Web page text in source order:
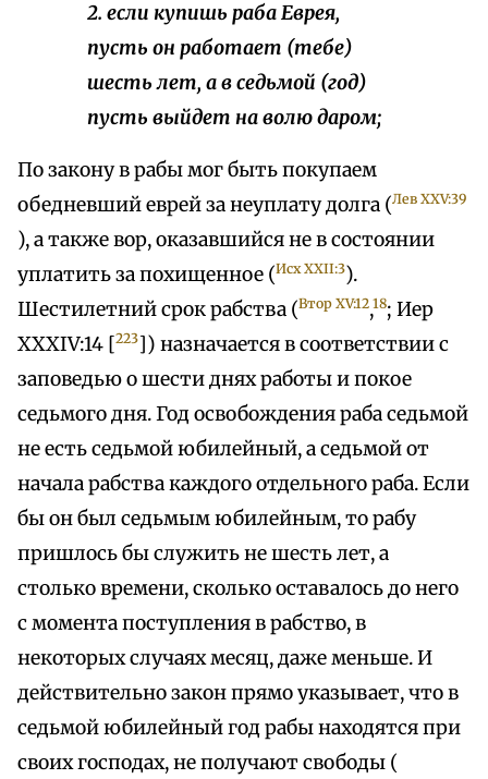
2. если купишь раба Еврея,
пусть он работает (тебе)
шесть лет, а в седьмой (год)
пусть выйдет на волю даром;
По закону в рабы мог быть покупаем
обедневший еврей за неуплату долга (Лев XXV:39
), а также вор, оказавшийся не в состоянии
уплатить за похищенное (Исх XXII:3).
Шестилетний срок рабства (Втор XV:12,18; Иер
XXXIV:14 [223]) назначается в соответствии с
заповедью о шести днях работы и покое
седьмого дня. Год освобождения раба седьмой
не есть седьмой юбилейный, а седьмой от
начала рабства каждого отдельного раба. Если
бы он был седьмым юбилейным, то рабу
пришлось бы служить не шесть лет, а
столько времени, сколько оставалось до него
с момента поступления в рабство, в
некоторых случаях месяц, даже меньше. И
действительно закон прямо указывает, что в
седьмой юбилейный год рабы находятся при
своих господах, не получают свободы (